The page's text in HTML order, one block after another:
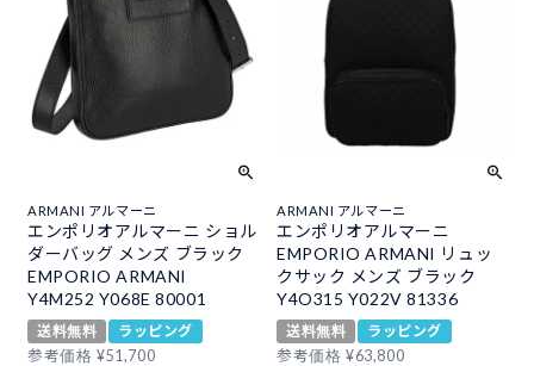
ARMANI アルマーニ
エンポリオアルマーニ ショル
ダーバッグ メンズ ブラック
EMPORIO ARMANI
Y4M252 Y068E 80001
送料無料
ラッピング
参考価格 ¥51,700
ARMANI アルマーニ
エンポリオアルマーニ
EMPORIO ARMANI リュッ
クサック メンズ ブラック
Y4O315 Y022V 81336
送料無料
ラッピング
参考価格 ¥63,800